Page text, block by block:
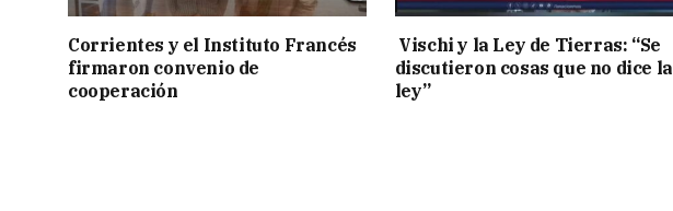
Corrientes y el Instituto Francés
firmaron convenio de
cooperación
Vischi y la Ley de Tierras: “Se
discutieron cosas que no dice la
ley”